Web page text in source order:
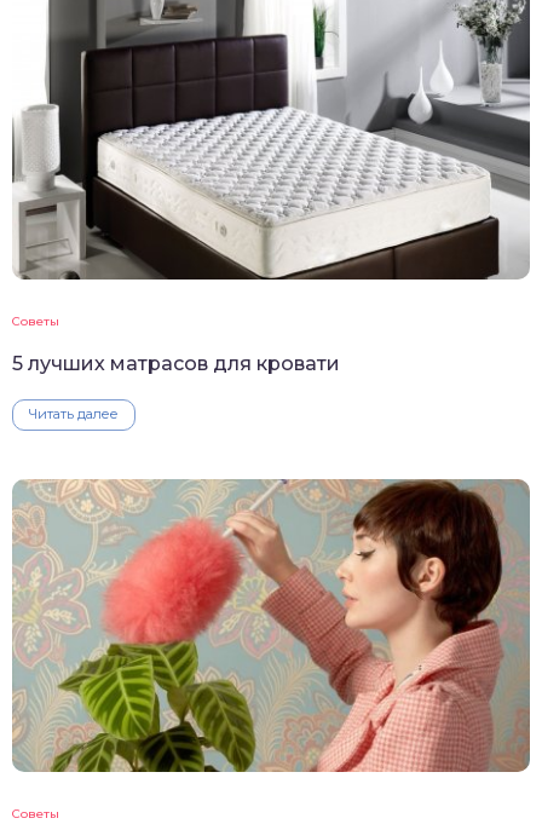
Советы
5 лучших матрасов для кровати
Читать далее
Советы